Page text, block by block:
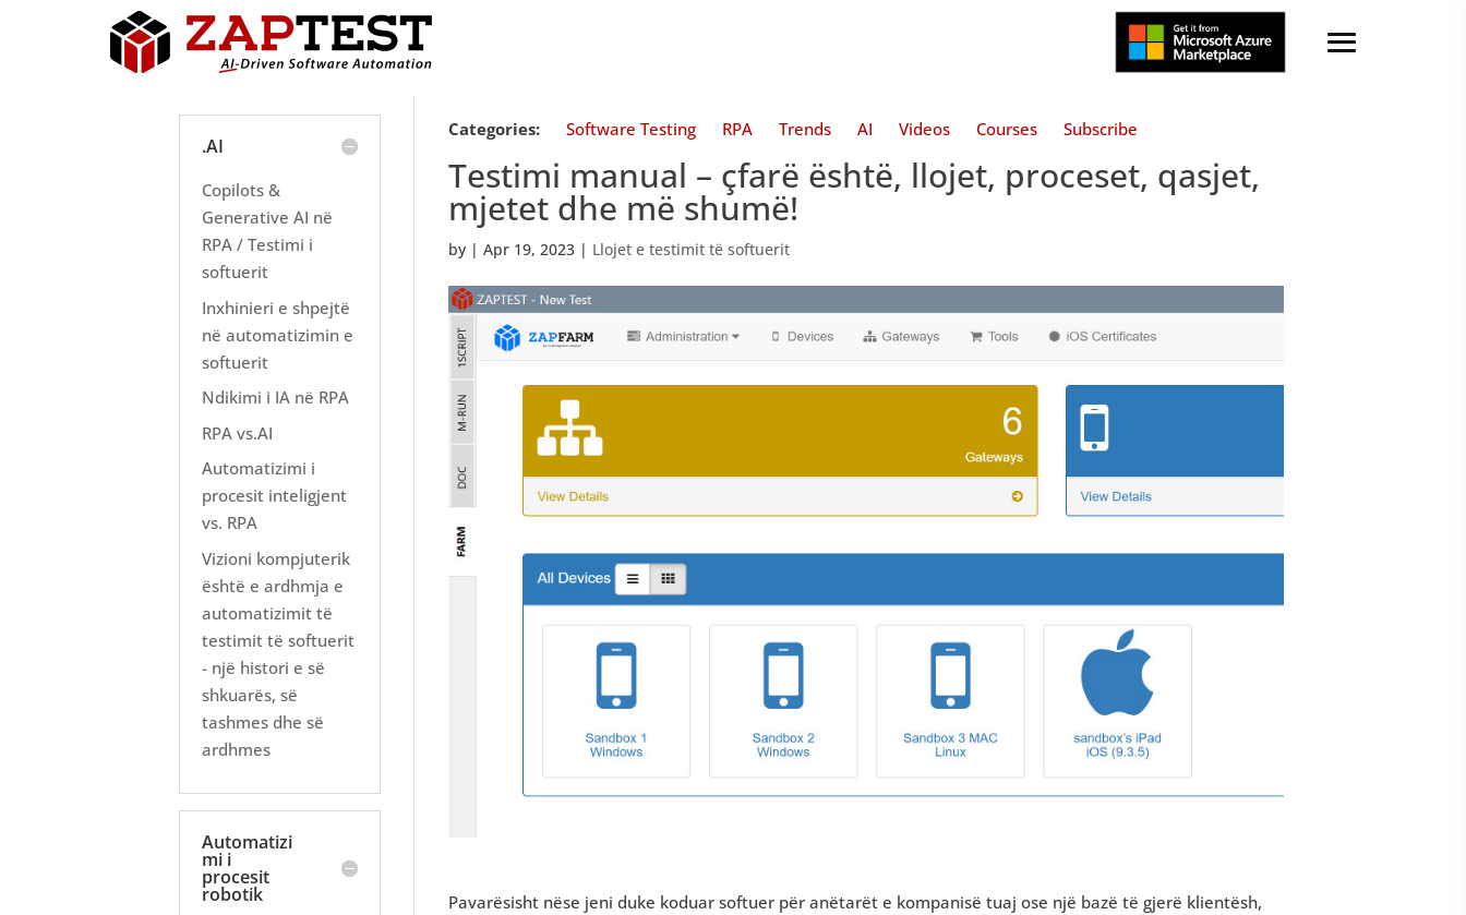
Categories: Software Testing RPA Trends AI Videos Courses Subscribe
Testimi manual – çfarë është, llojet, proceset, qasjet,
mjetet dhe më shumë!
by |Apr 19, 2023 | Llojet e testimit të softuerit
Pavarësisht nëse jeni duke koduar softuer për anëtarët e kompanisë tuaj ose një bazë të gjerë klientësh,
.AI
Copilots &
Generative AI në
RPA / Testimi i
softuerit
Inxhinieri e shpejtë
në automatizimin e
softuerit
Ndikimi i IA në RPA
RPA vs.AI
Automatizimi i
procesit inteligjent
vs. RPA
Vizioni kompjuterik
është e ardhmja e
automatizimit të
testimit të softuerit
- një histori e së
shkuarës, së
tashmes dhe së
ardhmes
Automatizi
mi i
procesit
robotik